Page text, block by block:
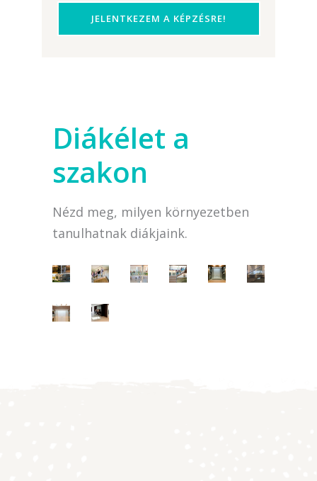
JELENTKEZEM A KÉPZÉSRE!
Diákélet a
szakon
Nézd meg, milyen környezetben
tanulhatnak diákjaink.